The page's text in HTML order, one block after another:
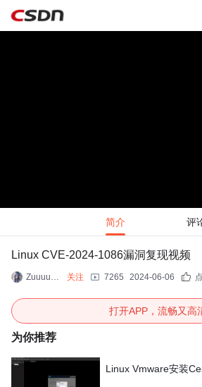
简介 评
Linux CVE-2024-1086漏洞复现视频
ZuuuuYao 关注 7265 2024-06-06
打开APP，流畅又高
为你推荐
Linux Vmware安装